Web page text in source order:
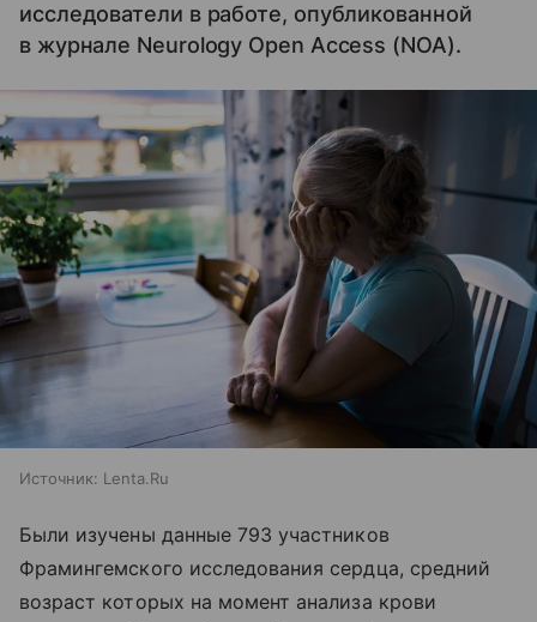
исследователи в работе, опубликованной
в журнале Neurology Open Access (NOA).
Источник: Lenta.Ru
Были изучены данные 793 участников
Фрамингемского исследования сердца, средний
возраст которых на момент анализа крови